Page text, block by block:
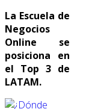
La Escuela de
Negocios
Online se
posiciona en
el Top 3 de
LATAM.